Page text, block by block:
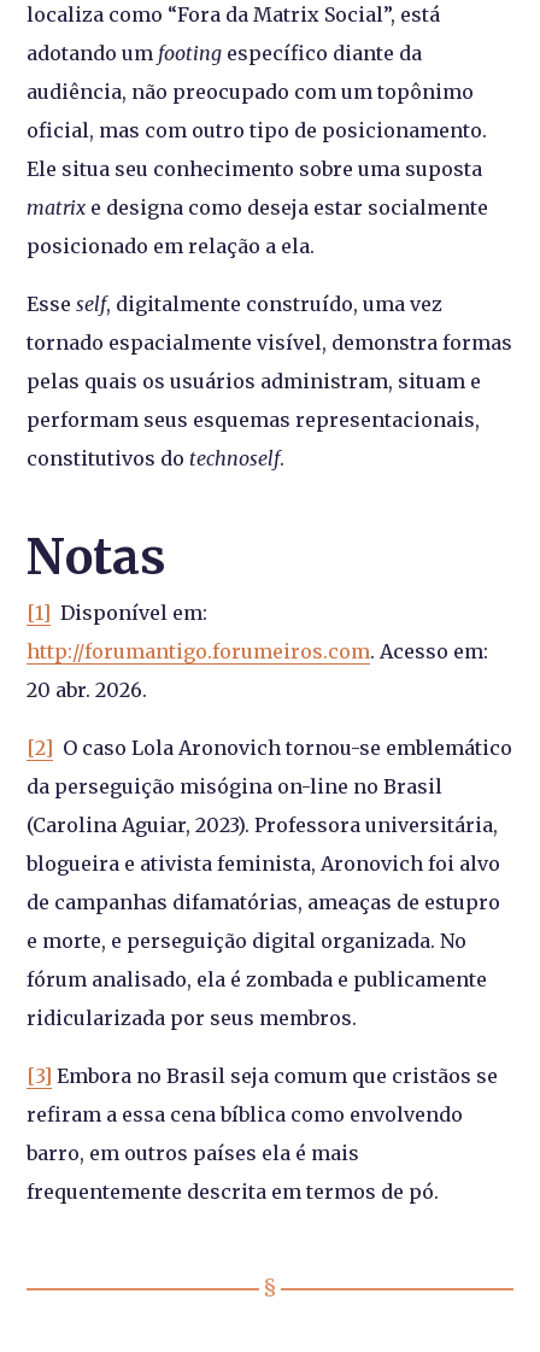
localiza como “Fora da Matrix Social”, está
adotando um footing específico diante da
audiência, não preocupado com um topônimo
oficial, mas com outro tipo de posicionamento.
Ele situa seu conhecimento sobre uma suposta
matrix e designa como deseja estar socialmente
posicionado em relação a ela.
Esseself, digitalmente construído, uma vez
tornado espacialmente visível, demonstra formas
pelas quais os usuários administram, situam e
performam seus esquemas representacionais,
constitutivos do technoself.
Notas
[1] Disponível em:
http://forumantigo.forumeiros.com. Acesso em:
20 abr. 2026.
[2] O caso Lola Aronovich tornou-se emblemático
da perseguição misógina on-line no Brasil
(Carolina Aguiar, 2023). Professora universitária,
blogueira e ativista feminista, Aronovich foi alvo
de campanhas difamatórias, ameaças de estupro
e morte, e perseguição digital organizada. No
fórum analisado, ela é zombada e publicamente
ridicularizada por seus membros.
[3] Embora no Brasil seja comum que cristãos se
refiram a essa cena bíblica como envolvendo
barro, em outros países ela é mais
frequentemente descrita em termos de pó.